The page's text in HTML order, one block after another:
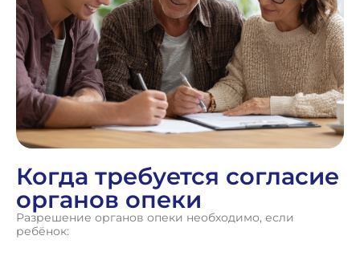
Когда требуется согласие
органов опеки
Разрешение органов опеки необходимо, если
ребёнок: